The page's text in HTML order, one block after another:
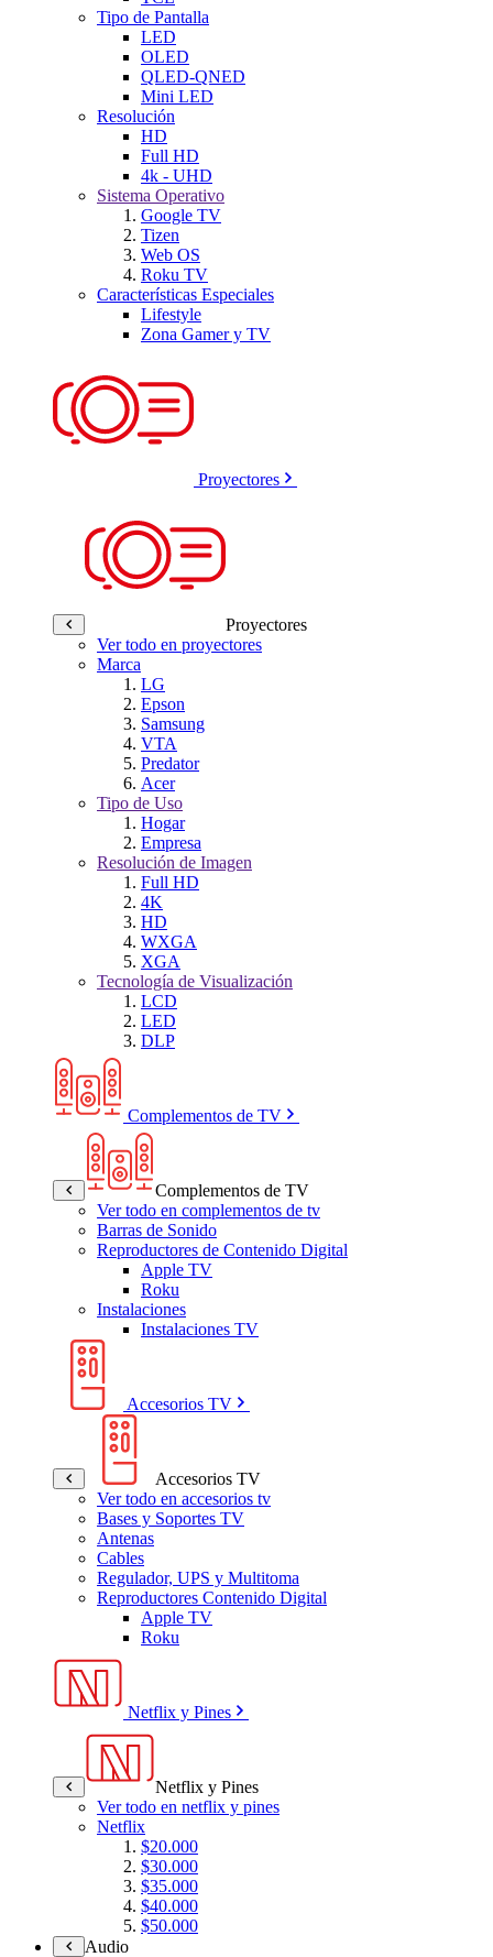
Tipo de Pantalla
LED
OLED
QLED-QNED
Mini LED
Resolución
HD
Full HD
4k - UHD
Sistema Operativo
Google TV
Tizen
Web OS
Roku TV
Características Especiales
Lifestyle
Zona Gamer y TV
Proyectores
Proyectores
Ver todo en proyectores
Marca
LG
Epson
Samsung
VTA
Predator
Acer
Tipo de Uso
Hogar
Empresa
Resolución de Imagen
Full HD
4K
HD
WXGA
XGA
Tecnología de Visualización
LCD
LED
DLP
Complementos de TV
Complementos de TV
Ver todo en complementos de tv
Barras de Sonido
Reproductores de Contenido Digital
Apple TV
Roku
Instalaciones
Instalaciones TV
Accesorios TV
Accesorios TV
Ver todo en accesorios tv
Bases y Soportes TV
Antenas
Cables
Regulador, UPS y Multitoma
Reproductores Contenido Digital
Apple TV
Roku
Netflix y Pines
Netflix y Pines
Ver todo en netflix y pines
Netflix
$20.000
$30.000
$35.000
$40.000
$50.000
Audio